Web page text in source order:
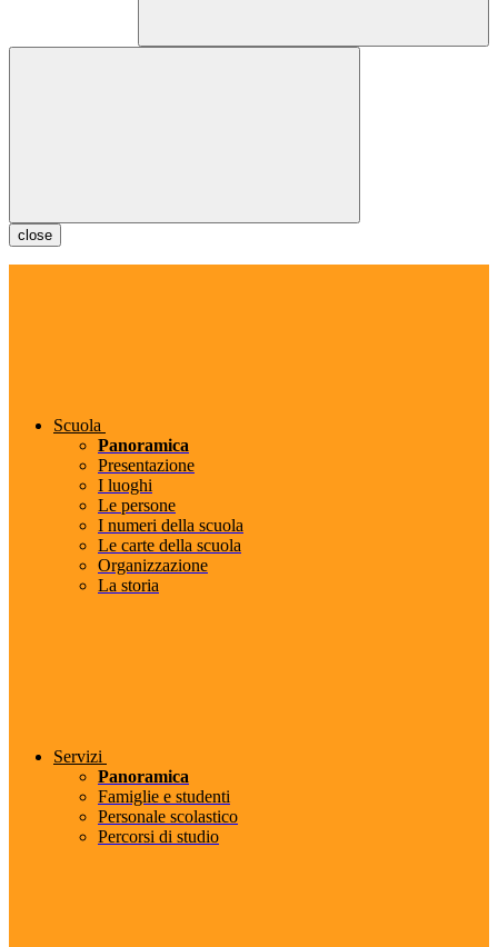
close
Scuola
Panoramica
Presentazione
I luoghi
Le persone
I numeri della scuola
Le carte della scuola
Organizzazione
La storia
Servizi
Panoramica
Famiglie e studenti
Personale scolastico
Percorsi di studio